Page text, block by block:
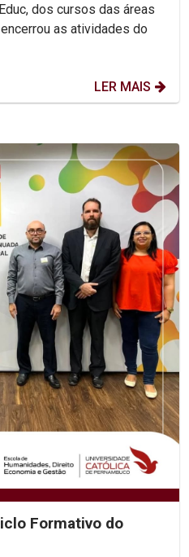
dos cursos das áreas
as atividades do
LER MAIS
Formativo do